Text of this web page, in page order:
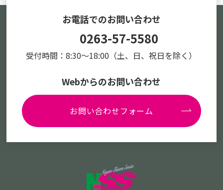
お電話でのお問い合わせ
0263-57-5580
受付時間：8:30～18:00 （土、日、祝日を除く）
Webからのお問い合わせ
お問い合わせフォーム